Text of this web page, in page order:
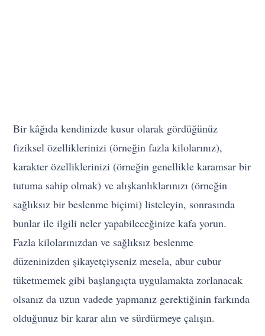
Bir kâğıda kendinizde kusur olarak gördüğünüz
fiziksel özelliklerinizi (örneğin fazla kilolarınız),
karakter özelliklerinizi (örneğin genellikle karamsar bir
tutuma sahip olmak) ve alışkanlıklarınızı (örneğin
sağlıksız bir beslenme biçimi) listeleyin, sonrasında
bunlar ile ilgili neler yapabileceğinize kafa yorun.
Fazla kilolarınızdan ve sağlıksız beslenme
düzeninizden şikayetçiyseniz mesela, abur cubur
tüketmemek gibi başlangıçta uygulamakta zorlanacak
olsanız da uzun vadede yapmanız gerektiğinin farkında
olduğunuz bir karar alın ve sürdürmeye çalışın.